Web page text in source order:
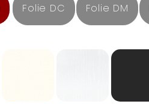
Folie DC Folie DM